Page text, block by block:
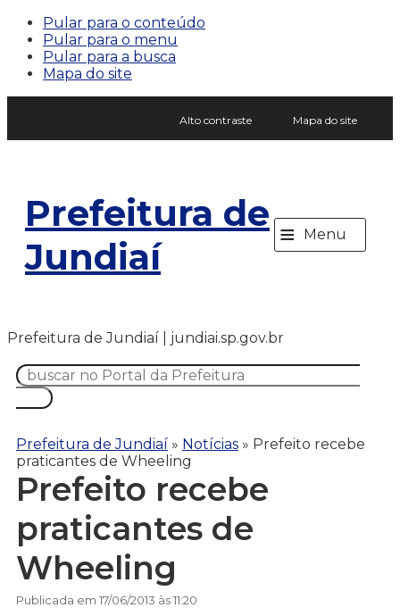
Pular para o conteúdo
Pular para o menu
Pular para a busca
Mapa do site
Alto contraste Mapa do site
Prefeitura de
Jundiaí
≡ Menu
Prefeitura de Jundiaí | jundiai.sp.gov.br
Prefeitura de Jundiaí » Notícias » Prefeito recebe
praticantes de Wheeling
Prefeito recebe
praticantes de
Wheeling
Publicada em 17/06/2013 às 11:20